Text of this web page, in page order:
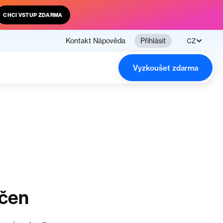
CHCI VSTUP ZDARMA
Kontakt Nápověda Přihlásit CZ
Vyzkoušet zdarma